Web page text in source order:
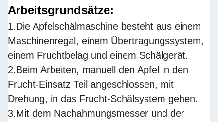
Arbeitsgrundsätze:
1.Die Apfelschälmaschine besteht aus einem
Maschinenregal, einem Übertragungssystem,
einem Fruchtbelag und einem Schälgerät.
2.Beim Arbeiten, manuell den Apfel in den
Frucht-Einsatz Teil angeschlossen, mit
Drehung, in das Frucht-Schälsystem gehen.
3.Mit dem Nachahmungsmesser und der